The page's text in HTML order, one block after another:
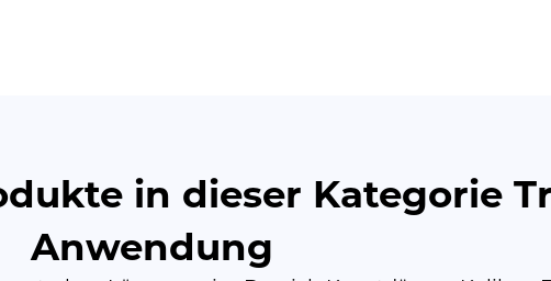
in dieser Kategorie
Anwendung